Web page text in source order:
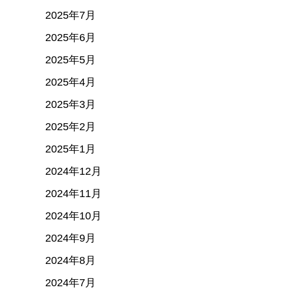
2025年7月
2025年6月
2025年5月
2025年4月
2025年3月
2025年2月
2025年1月
2024年12月
2024年11月
2024年10月
2024年9月
2024年8月
2024年7月